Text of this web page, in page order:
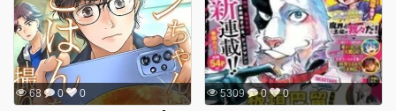
68 0 0 5309 0 0